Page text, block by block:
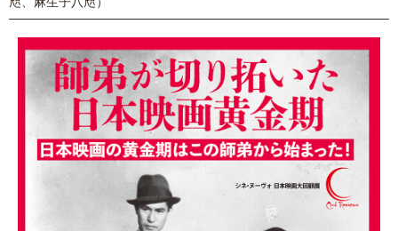
咫、麻生子八咫）